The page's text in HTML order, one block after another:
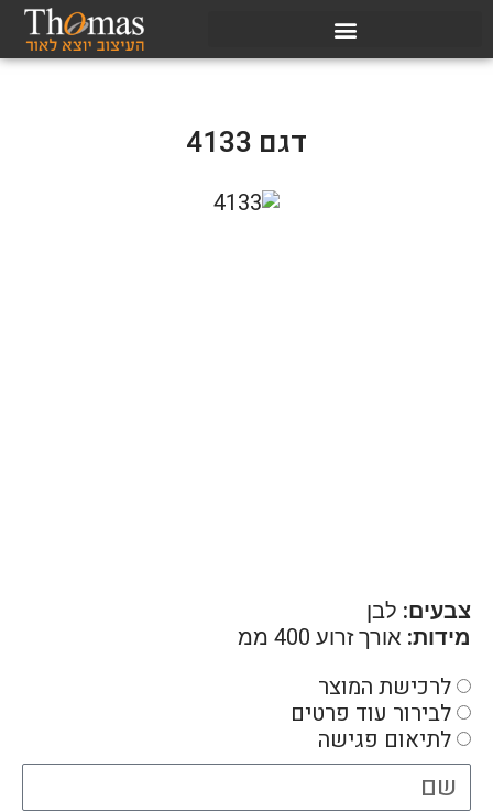
דגם 4133
צבעים: לבן
מידות: אורך זרוע 400 ממ
לרכישת המוצר
לבירור עוד פרטים
לתיאום פגישה